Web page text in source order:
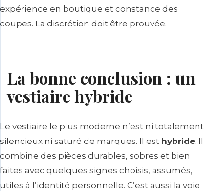
expérience en boutique et constance des
coupes. La discrétion doit être prouvée.
La bonne conclusion : un
vestiaire hybride
Le vestiaire le plus moderne n’est ni totalement
silencieux ni saturé de marques. Il est hybride. Il
combine des pièces durables, sobres et bien
faites avec quelques signes choisis, assumés,
utiles à l’identité personnelle. C’est aussi la voie